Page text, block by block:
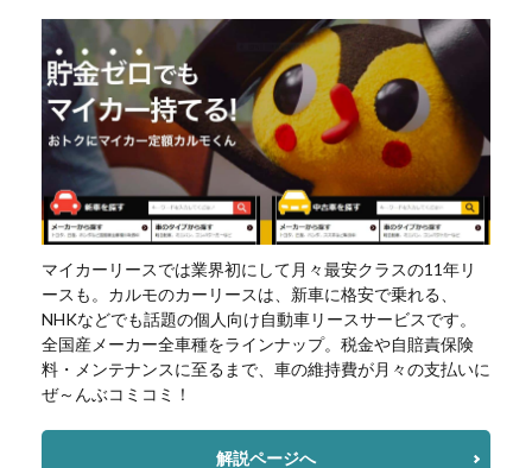
マイカーリースでは業界初にして月々最安クラスの11年リ
ースも。カルモのカーリースは、新車に格安で乗れる、
NHKなどでも話題の個人向け自動車リースサービスです。
全国産メーカー全車種をラインナップ。税金や自賠責保険
料・メンテナンスに至るまで、車の維持費が月々の支払いに
ぜ～んぶコミコミ！
解説ページへ